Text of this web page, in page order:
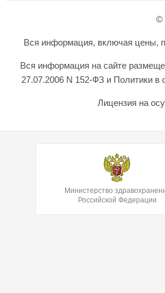
©
Вся информация, включая цены,
Вся информация на сайте
27.07.2006 N 152-ФЗ и Политики
Лицензия на
Министерство
Российской Федерации